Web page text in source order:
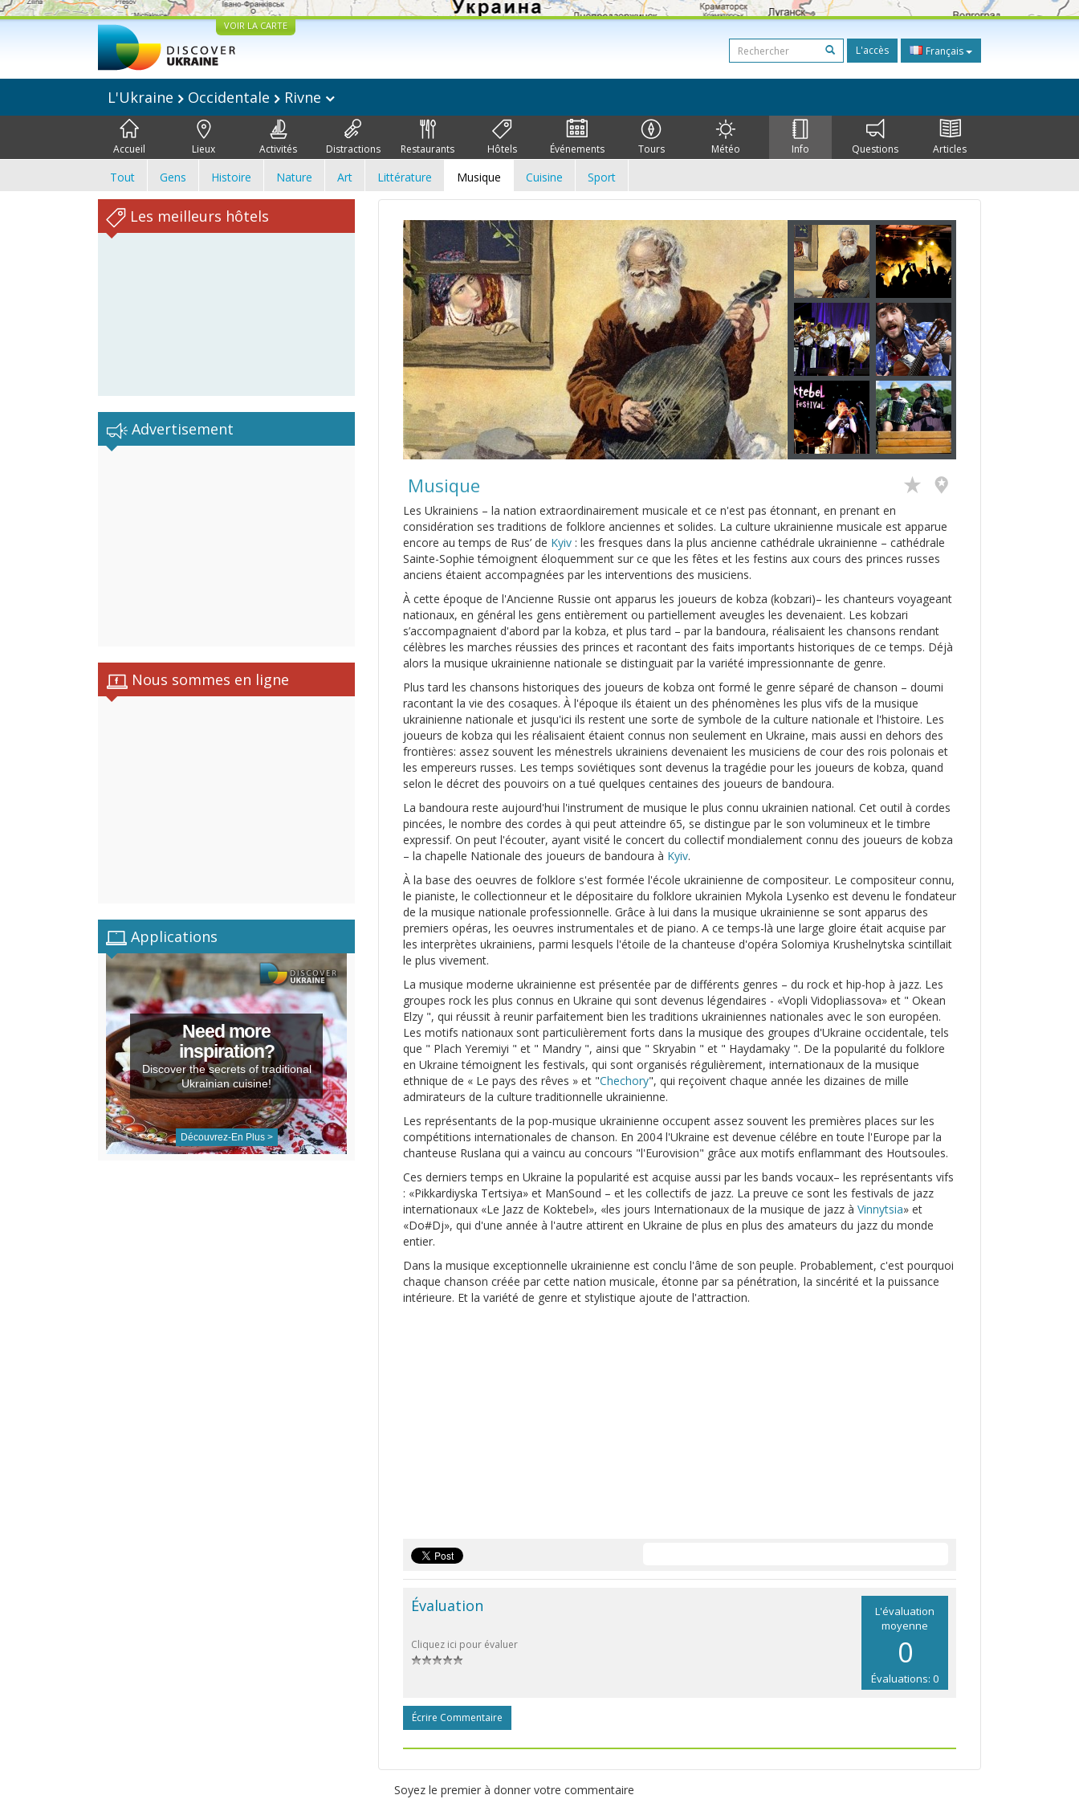
VOIR LA CARTE
L'accès Français
L'Ukraine Occidentale Rivne
Accueil Lieux Activités Distractions Restaurants Hôtels Événements Tours Météo Info Questions Articles
Tout Gens Histoire Nature Art Littérature Musique Cuisine Sport
Les meilleurs hôtels
Advertisement
Nous sommes en ligne
Applications
Need more
inspiration?
Discover the secrets of traditional
Ukrainian cuisine!
Découvrez-En Plus >
Musique
Les Ukrainiens – la nation extraordinairement musicale et ce n'est pas étonnant, en prenant en
considération ses traditions de folklore anciennes et solides. La culture ukrainienne musicale est apparue
encore au temps de Rus’ de Kyiv : les fresques dans la plus ancienne cathédrale ukrainienne – cathédrale
Sainte-Sophie témoignent éloquemment sur ce que les fêtes et les festins aux cours des princes russes
anciens étaient accompagnées par les interventions des musiciens.
À cette époque de l'Ancienne Russie ont apparus les joueurs de kobza (kobzari)– les chanteurs voyageant
nationaux, en général les gens entièrement ou partiellement aveugles les devenaient. Les kobzari
s’accompagnaient d'abord par la kobza, et plus tard – par la bandoura, réalisaient les chansons rendant
célèbres les marches réussies des princes et racontant des faits importants historiques de ce temps. Déjà
alors la musique ukrainienne nationale se distinguait par la variété impressionnante de genre.
Plus tard les chansons historiques des joueurs de kobza ont formé le genre séparé de chanson – doumi
racontant la vie des cosaques. À l'époque ils étaient un des phénomènes les plus vifs de la musique
ukrainienne nationale et jusqu'ici ils restent une sorte de symbole de la culture nationale et l'histoire. Les
joueurs de kobza qui les réalisaient étaient connus non seulement en Ukraine, mais aussi en dehors des
frontières: assez souvent les ménestrels ukrainiens devenaient les musiciens de cour des rois polonais et
les empereurs russes. Les temps soviétiques sont devenus la tragédie pour les joueurs de kobza, quand
selon le décret des pouvoirs on a tué quelques centaines des joueurs de bandoura.
La bandoura reste aujourd'hui l'instrument de musique le plus connu ukrainien national. Cet outil à cordes
pincées, le nombre des cordes à qui peut atteindre 65, se distingue par le son volumineux et le timbre
expressif. On peut l'écouter, ayant visité le concert du collectif mondialement connu des joueurs de kobza
– la chapelle Nationale des joueurs de bandoura à Kyiv.
À la base des oeuvres de folklore s'est formée l'école ukrainienne de compositeur. Le compositeur connu,
le pianiste, le collectionneur et le dépositaire du folklore ukrainien Mykola Lysenko est devenu le fondateur
de la musique nationale professionnelle. Grâce à lui dans la musique ukrainienne se sont apparus des
premiers opéras, les oeuvres instrumentales et de piano. A ce temps-là une large gloire était acquise par
les interprètes ukrainiens, parmi lesquels l'étoile de la chanteuse d'opéra Solomiya Krushelnytska scintillait
le plus vivement.
La musique moderne ukrainienne est présentée par de différents genres – du rock et hip-hop à jazz. Les
groupes rock les plus connus en Ukraine qui sont devenus légendaires - «Vopli Vidopliassova» et " Okean
Elzy ", qui réussit à reunir parfaitement bien les traditions ukrainiennes nationales avec le son européen.
Les motifs nationaux sont particulièrement forts dans la musique des groupes d'Ukraine occidentale, tels
que " Plach Yeremiyi " et " Mandry ", ainsi que " Skryabin " et " Haydamaky ". De la popularité du folklore
en Ukraine témoignent les festivals, qui sont organisés régulièrement, internationaux de la musique
ethnique de « Le pays des rêves » et "Chechory", qui reçoivent chaque année les dizaines de mille
admirateurs de la culture traditionnelle ukrainienne.
Les représentants de la pop-musique ukrainienne occupent assez souvent les premières places sur les
compétitions internationales de chanson. En 2004 l'Ukraine est devenue célébre en toute l'Europe par la
chanteuse Ruslana qui a vaincu au concours "l'Eurovision" grâce aux motifs enflammant des Houtsoules.
Ces derniers temps en Ukraine la popularité est acquise aussi par les bands vocaux– les représentants vifs
: «Pikkardiyska Tertsiya» et ManSound – et les collectifs de jazz. La preuve ce sont les festivals de jazz
internationaux «Le Jazz de Koktebel», «les jours Internationaux de la musique de jazz à Vinnytsia» et
«Do#Dj», qui d'une année à l'autre attirent en Ukraine de plus en plus des amateurs du jazz du monde
entier.
Dans la musique exceptionnelle ukrainienne est conclu l'âme de son peuple. Probablement, c'est pourquoi
chaque chanson créée par cette nation musicale, étonne par sa pénétration, la sincérité et la puissance
intérieure. Et la variété de genre et stylistique ajoute de l'attraction.
L'évaluation
moyenne
0
Évaluations: 0
Évaluation
Cliquez ici pour évaluer
Écrire Commentaire
Soyez le premier à donner votre commentaire